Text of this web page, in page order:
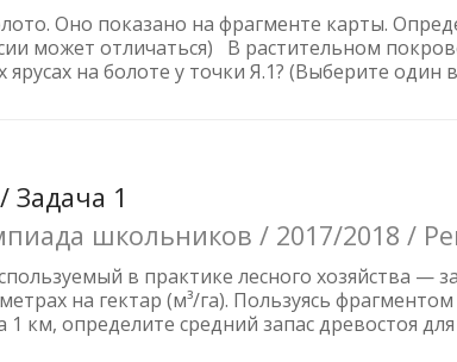
Оно показано на фрагменте карты.
может отличаться) В растительном
на болоте у точки Я.1? (Выберите один
Задача 1
школьников / 2017/2018 /
в практике лесного хозяйства —
на гектар (м³/га). Пользуясь
1 км, определите средний запас древостоя